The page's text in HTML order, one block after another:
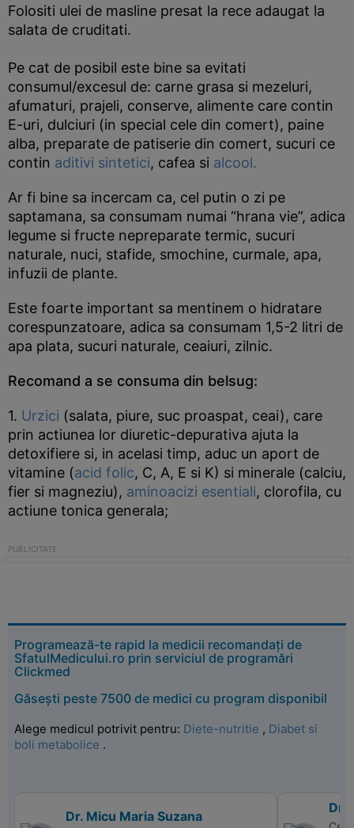
Folositi ulei de masline presat la rece adaugat la
salata de cruditati.
Pe cat de posibil este bine sa evitati
consumul/excesul de: carne grasa si mezeluri,
afumaturi, prajeli, conserve, alimente care contin
E-uri, dulciuri (in special cele din comert), paine
alba, preparate de patiserie din comert, sucuri ce
contin aditivi sintetici, cafea si alcool.
Ar fi bine sa incercam ca, cel putin o zi pe
saptamana, sa consumam numai “hrana vie”, adica
legume si fructe nepreparate termic, sucuri
naturale, nuci, stafide, smochine, curmale, apa,
infuzii de plante.
Este foarte important sa mentinem o hidratare
corespunzatoare, adica sa consumam 1,5-2 litri de
apa plata, sucuri naturale, ceaiuri, zilnic.
Recomand a se consuma din belsug:
1. Urzici (salata, piure, suc proaspat, ceai), care
prin actiunea lor diuretic-depurativa ajuta la
detoxifiere si, in acelasi timp, aduc un aport de
vitamine (acid folic, C, A, E si K) si minerale (calciu,
fier si magneziu), aminoacizi esentiali, clorofila, cu
actiune tonica generala;
Programează-te rapid la medicii recomandați de
SfatulMedicului.ro prin serviciul de programări
Clickmed
Găsești peste 7500 de medici cu program disponibil
Alege medicul potrivit pentru: Diete-nutritie , Diabet si
boli metabolice .
Dr. Micu Maria Suzana
Dr.